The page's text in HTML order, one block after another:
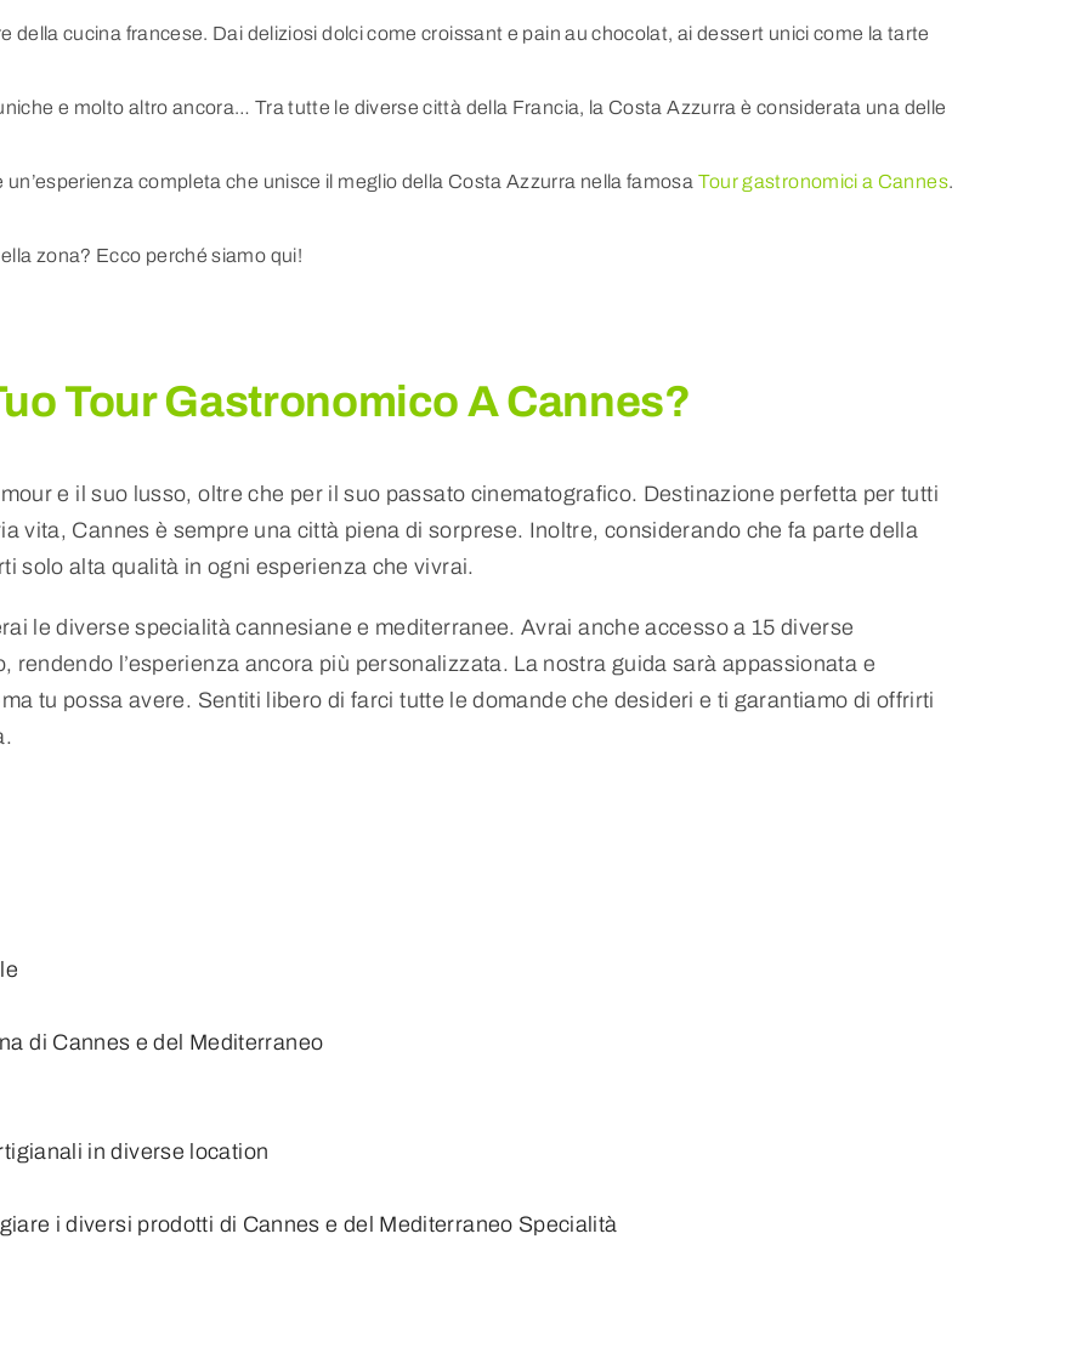
della cucina francese. Dai deliziosi dolci come croissant e pain au chocolat, ai dessert unici come la tarte
e molto altro ancora… Tra tutte le diverse città della Francia, la Costa Azzurra è considerata una delle
completa che unisce il meglio della Costa Azzurra nella famosa Tour gastronomici a Cannes.
zona? Ecco perché siamo qui!
Tour Gastronomico A Cannes?
e il suo lusso, oltre che per il suo passato cinematografico. Destinazione perfetta per tutti
vita, Cannes è sempre una città piena di sorprese. Inoltre, considerando che fa parte della
solo alta qualità in ogni esperienza che vivrai.
le diverse specialità cannesiane e mediterranee. Avrai anche accesso a 15 diverse
rendendo l’esperienza ancora più personalizzata. La nostra guida sarà appassionata e
tu possa avere. Sentiti libero di farci tutte le domande che desideri e ti garantiamo di offrirti
di Cannes e del Mediterraneo
in diverse location
i diversi prodotti di Cannes e del Mediterraneo Specialità